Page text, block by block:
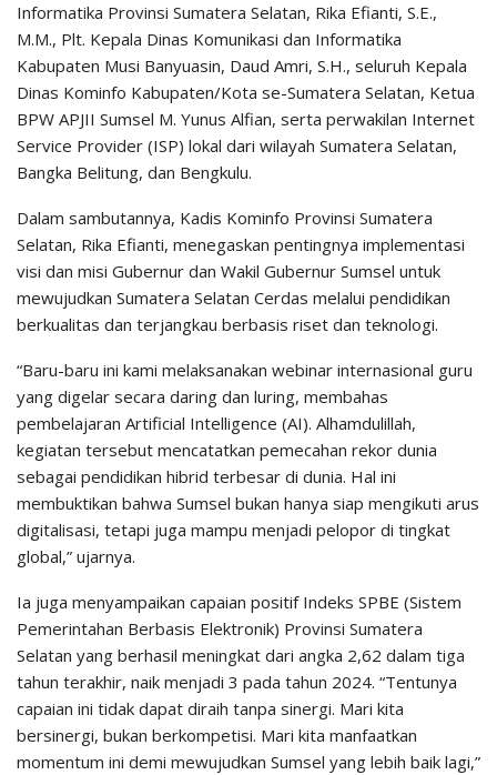
Informatika Provinsi Sumatera Selatan, Rika Efianti, S.E.,
M.M., Plt. Kepala Dinas Komunikasi dan Informatika
Kabupaten Musi Banyuasin, Daud Amri, S.H., seluruh Kepala
Dinas Kominfo Kabupaten/Kota se-Sumatera Selatan, Ketua
BPW APJII Sumsel M. Yunus Alfian, serta perwakilan Internet
Service Provider (ISP) lokal dari wilayah Sumatera Selatan,
Bangka Belitung, dan Bengkulu.
Dalam sambutannya, Kadis Kominfo Provinsi Sumatera
Selatan, Rika Efianti, menegaskan pentingnya implementasi
visi dan misi Gubernur dan Wakil Gubernur Sumsel untuk
mewujudkan Sumatera Selatan Cerdas melalui pendidikan
berkualitas dan terjangkau berbasis riset dan teknologi.
“Baru-baru ini kami melaksanakan webinar internasional guru
yang digelar secara daring dan luring, membahas
pembelajaran Artificial Intelligence (AI). Alhamdulillah,
kegiatan tersebut mencatatkan pemecahan rekor dunia
sebagai pendidikan hibrid terbesar di dunia. Hal ini
membuktikan bahwa Sumsel bukan hanya siap mengikuti arus
digitalisasi, tetapi juga mampu menjadi pelopor di tingkat
global,” ujarnya.
Ia juga menyampaikan capaian positif Indeks SPBE (Sistem
Pemerintahan Berbasis Elektronik) Provinsi Sumatera
Selatan yang berhasil meningkat dari angka 2,62 dalam tiga
tahun terakhir, naik menjadi 3 pada tahun 2024. “Tentunya
capaian ini tidak dapat diraih tanpa sinergi. Mari kita
bersinergi, bukan berkompetisi. Mari kita manfaatkan
momentum ini demi mewujudkan Sumsel yang lebih baik lagi,”